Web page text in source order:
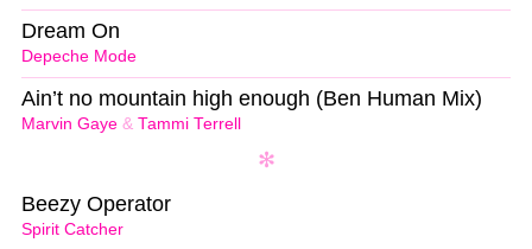
Depeche Mode
Dream On
Marvin Gaye & Tammi Terrell
Ain’t no mountain high enough (Ben Human Mix)
Spirit Catcher
Beezy Operator